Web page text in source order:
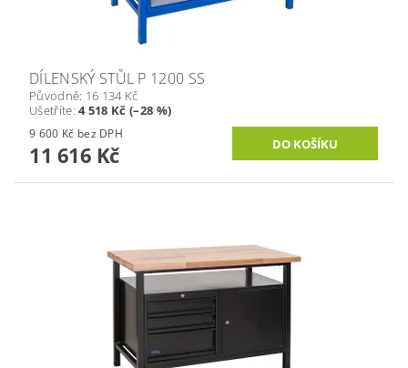
DÍLENSKÝ STŮL P 1200 SS
Původně: 16 134 Kč
Ušetříte:4 518 Kč (–28 %)
9 600 Kč bez DPH
11 616 Kč